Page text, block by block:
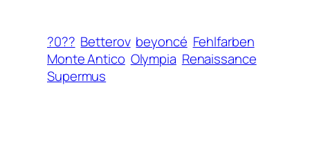
?0?? Betterov beyoncé Fehlfarben
Monte Antico Olympia Renaissance
Supermus